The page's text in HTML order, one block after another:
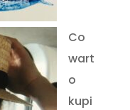
Co
wart
o
kupi